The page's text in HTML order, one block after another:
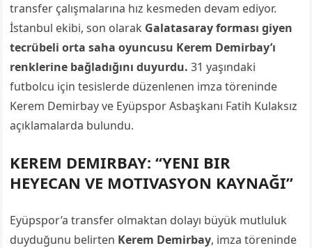
transfer çalışmalarına hız kesmeden devam ediyor.
İstanbul ekibi, son olarak Galatasaray forması giyen
tecrübeli orta saha oyuncusu Kerem Demirbay’ı
renklerine bağladığını duyurdu. 31 yaşındaki
futbolcu için tesislerde düzenlenen imza töreninde
Kerem Demirbay ve Eyüpspor Asbaşkanı Fatih Kulaksız
açıklamalarda bulundu.
KEREM DEMIRBAY: “YENI BIR
HEYECAN VE MOTIVASYON KAYNAĞI”
Eyüpspor’a transfer olmaktan dolayı büyük mutluluk
duyduğunu belirten Kerem Demirbay, imza töreninde